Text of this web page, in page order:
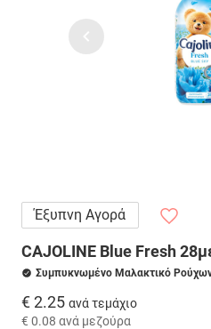
Έξυπνη Αγορά
CAJOLINE Blue Fresh
Συμπυκνωμένο Μαλακτικό
€ 2.25 ανά τεμάχιο
€ 0.08 ανά μεζούρα